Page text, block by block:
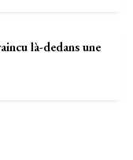
là-dedans une